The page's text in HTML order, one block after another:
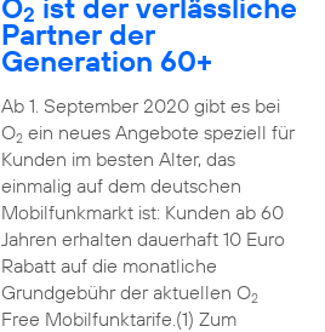
O2 ist der verlässliche
Partner der
Generation 60+
Ab 1. September 2020 gibt es bei
O2ein neues Angebote speziell für
Kunden im besten Alter, das
einmalig auf dem deutschen
Mobilfunkmarkt ist: Kunden ab 60
Jahren erhalten dauerhaft 10 Euro
Rabatt auf die monatliche
Grundgebühr der aktuellen O2
Free Mobilfunktarife.(1) Zum